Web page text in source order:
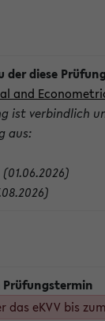
and
ist verbindlich
aus:
das eKVV bis